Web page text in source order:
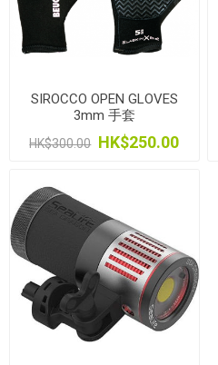
SIROCCO OPEN GLOVES
3mm 手套
HK$300.00 HK$250.00